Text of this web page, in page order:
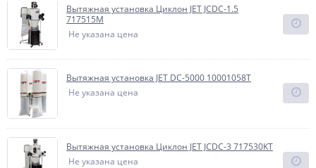
Вытяжная установка Циклон JET JCDC-1.5
717515M
Не указана цена
Вытяжная установка JET DC-5000 10001058T
Не указана цена
Вытяжная установка Циклон JET JCDC-3 717530KT
Не указана цена